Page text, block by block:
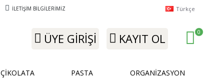
İLETIŞIM BILGILERIMIZ Türkçe
ÜYE GIRIŞI KAYIT OL 0
ÇİKOLATA PASTA ORGANİZASYON